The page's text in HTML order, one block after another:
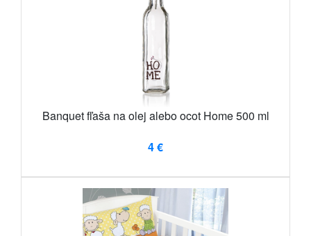
Banquet fľaša na olej alebo ocot Home 500 ml
4 €